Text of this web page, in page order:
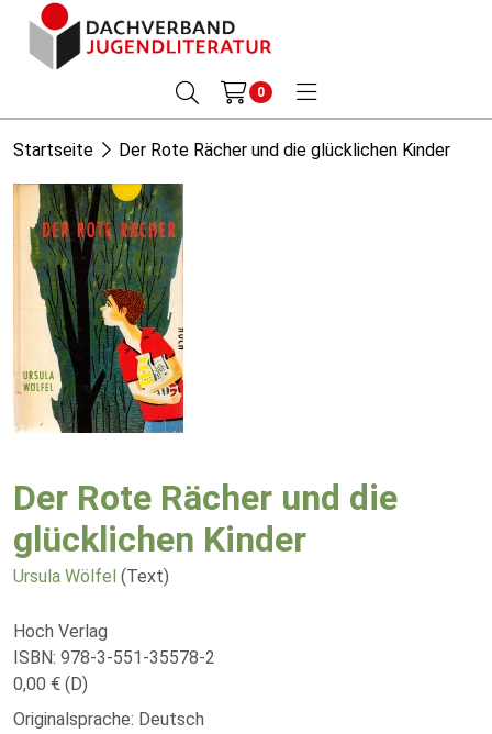
0
Startseite Der Rote Rächer und die glücklichen Kinder
Der Rote Rächer und die
glücklichen Kinder
Ursula Wölfel (Text)
Hoch Verlag
ISBN: 978-3-551-35578-2
0,00 € (D)
Originalsprache: Deutsch